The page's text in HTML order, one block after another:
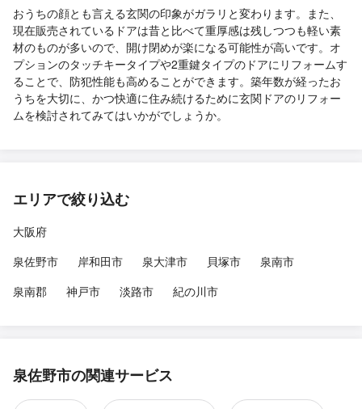
おうちの顔とも言える玄関の印象がガラリと変わります。また、
現在販売されているドアは昔と比べて重厚感は残しつつも軽い素
材のものが多いので、開け閉めが楽になる可能性が高いです。オ
プションのタッチキータイプや2重鍵タイプのドアにリフォームす
ることで、防犯性能も高めることができます。築年数が経ったお
うちを大切に、かつ快適に住み続けるために玄関ドアのリフォー
ムを検討されてみてはいかがでしょうか。
エリアで絞り込む
大阪府
泉佐野市
岸和田市 泉大津市 貝塚市
泉南市
泉南郡
神戸市 淡路市 紀の川市
泉佐野市の関連サービス